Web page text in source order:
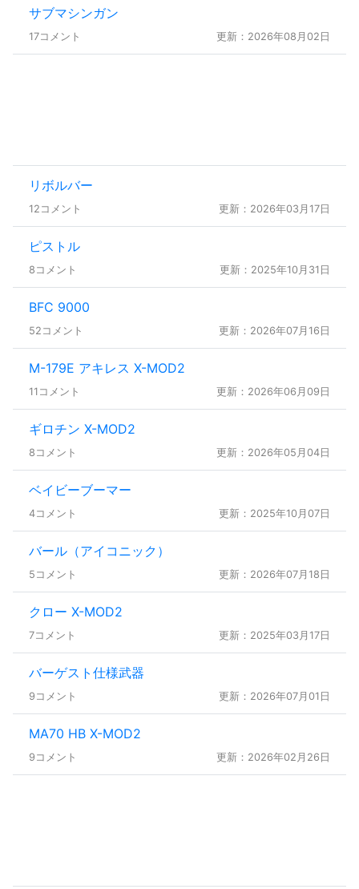
サブマシンガン
17コメント 更新：2026年08月02日
リボルバー
12コメント 更新：2026年03月17日
ピストル
8コメント 更新：2025年10月31日
BFC 9000
52コメント 更新：2026年07月16日
M-179E アキレス X-MOD2
11コメント 更新：2026年06月09日
ギロチン X-MOD2
8コメント 更新：2026年05月04日
ベイビーブーマー
4コメント 更新：2025年10月07日
バール（アイコニック）
5コメント 更新：2026年07月18日
クロー X-MOD2
7コメント 更新：2025年03月17日
バーゲスト仕様武器
9コメント 更新：2026年07月01日
MA70 HB X-MOD2
9コメント 更新：2026年02月26日